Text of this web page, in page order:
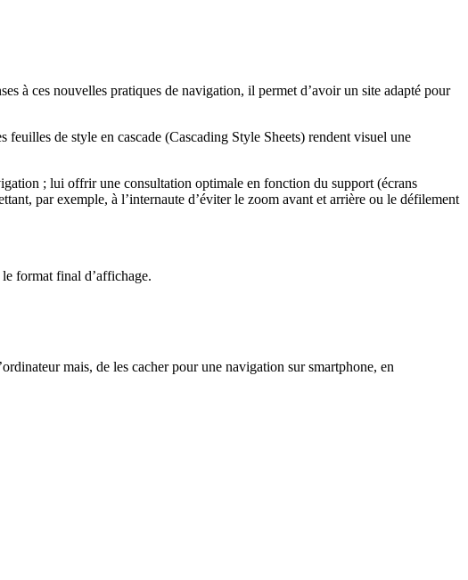
à ces nouvelles pratiques de navigation, il permet d’avoir un site adapté pour
de style en cascade (Cascading Style Sheets) rendent visuel une
; lui offrir une consultation optimale en fonction du support (écrans
par exemple, à l’internaute d’éviter le zoom avant et arrière ou le défilement
format final d’affichage.
mais, de les cacher pour une navigation sur smartphone, en